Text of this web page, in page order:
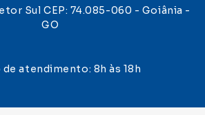
Sul CEP: 74.085-060 - Goiânia -
GO
atendimento: 8h às 18h